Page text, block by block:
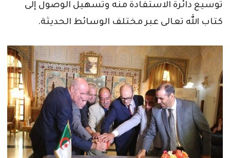
توسيع دائرة الاستفادة منه وتسهيل الوصول إلى
كتاب الله تعالى عبر مختلف الوسائط الحديثة.